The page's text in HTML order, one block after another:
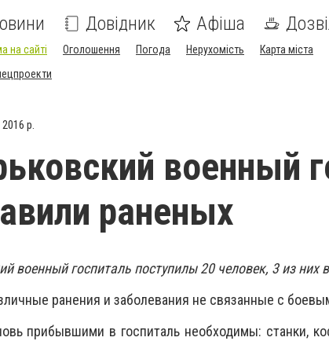
Довідник Афіша
на сайті Оголошення Погода Нерухомість Карта міста
р.
военный
раненых
военный госпиталь поступилы 20 человек, 3 из них
ранения и заболевания не связанные с
прибывшими в госпиталь необходимы: станки,